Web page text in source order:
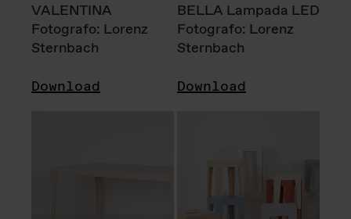
VALENTINA
Fotografo: Lorenz
Sternbach
Download
BELLA Lampada LED
Fotografo: Lorenz
Sternbach
Download